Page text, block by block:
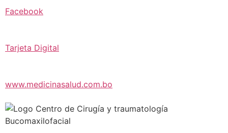
Facebook
Tarjeta Digital
www.medicinasalud.com.bo